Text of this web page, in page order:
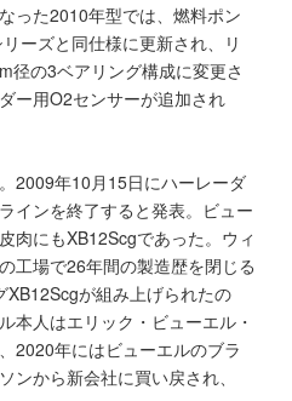
った2010年型では、燃料ポン
ーズと同仕様に更新され、リ
径の3ベアリング構成に変更さ
ー用O2センサーが追加され
2009年10月15日にハーレーダ
インを終了すると発表。ビュー
肉にもXB12Scgであった。ウィ
工場で26年間の製造歴を閉じる
が組み上げられたの
本人はエリック・ビューエル・
2020年にはビューエルのブラ
ンから新会社に買い戻され、